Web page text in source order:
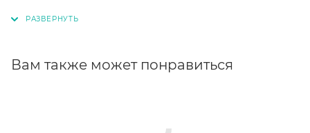
Вам также может понравиться